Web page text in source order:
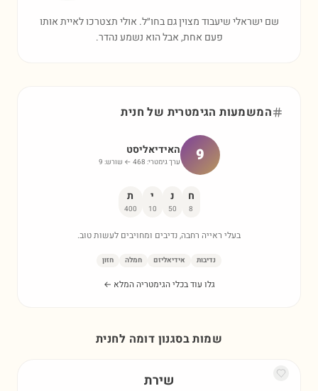
שם ישראלי שיעבוד מצוין גם בחו״ל. אולי תצטרכו לאיית אותו
פעם אחת, אבל הוא נשמע נהדר.
המשמעות הגימטרית של חנית
9 האידיאליסט
ערך גימטרי: 468 ← שורש: 9
ח
8
נ
50
י
10
ת
400
בעלי ראייה רחבה, נדיבים ומחויבים לעשות טוב.
נדיבות אידיאליזם חמלה חזון
גלו עוד בכלי הגימטריה המלא ←
שמות בסגנון דומה לחנית
שירת